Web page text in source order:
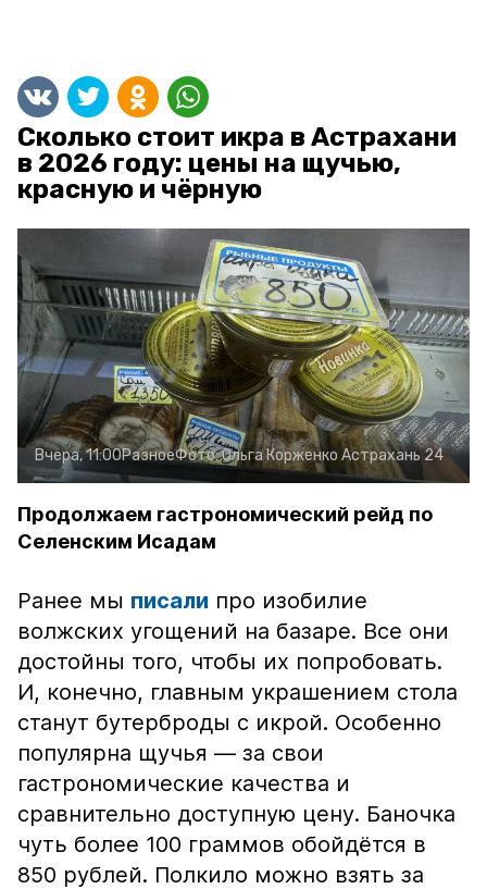
Сколько стоит икра в Астрахани
в 2026 году: цены на щучью,
красную и чёрную
Вчера, 11:00РазноеФото:Ольга Корженко Астрахань 24
Продолжаем гастрономический рейд по
Селенским Исадам
Ранее мы писали про изобилие
волжских угощений на базаре. Все они
достойны того, чтобы их попробовать.
И, конечно, главным украшением стола
станут бутерброды с икрой. Особенно
популярна щучья — за свои
гастрономические качества и
сравнительно доступную цену. Баночка
чуть более 100 граммов обойдётся в
850 рублей. Полкило можно взять за